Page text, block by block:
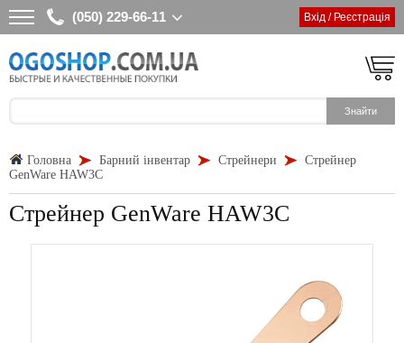
(050) 229-66-11 Вхід / Реєстрація
Головна Барний інвентар Стрейнери
Стрейнер
GenWare HAW3C
Стрейнер GenWare HAW3C